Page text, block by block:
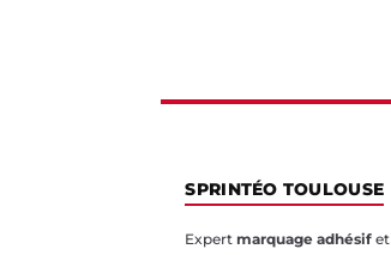
SPRINTÉO TOULOUSE
Expertmarquage adhésif et